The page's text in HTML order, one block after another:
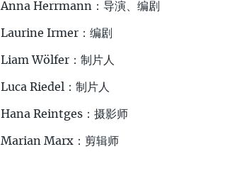
Anna Herrmann：导演、编剧
Laurine Irmer：编剧
Liam Wölfer：制片人
Luca Riedel：制片人
Hana Reintges：摄影师
Marian Marx：剪辑师